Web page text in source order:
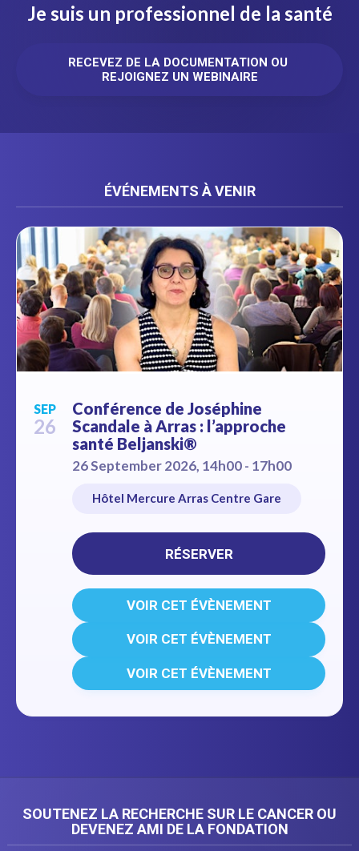
Je suis un professionnel de la santé
RECEVEZ DE LA DOCUMENTATION OU
REJOIGNEZ UN WEBINAIRE
ÉVÉNEMENTS À VENIR
SEP
26
Conférence de Joséphine
Scandale à Arras : l’approche
santé Beljanski®
26 September 2026, 14h00 - 17h00
Hôtel Mercure Arras Centre Gare
RÉSERVER
VOIR CET ÉVÈNEMENT
VOIR CET ÉVÈNEMENT
VOIR CET ÉVÈNEMENT
SOUTENEZ LA RECHERCHE SUR LE CANCER OU
DEVENEZ AMI DE LA FONDATION